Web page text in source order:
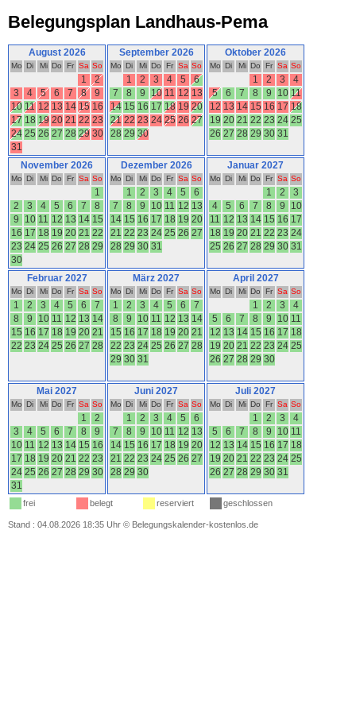
Belegungsplan Landhaus-Pema
August 2026
Mo Di Mi Do Fr Sa So
1
2
3
4 5 6 7 8
9
10 11 12 13 14 15 16
17 18 19 20 21 22 23
24 25 26 27 28 29 30
31
September 2026
Mo Di Mi Do Fr Sa So
1 2 3 4 5
6
7
8 9 10 11 12 13
14 15 16 17 18 19 20
21 22 23 24 25 26 27
28 29 30
Oktober 2026
Mo Di Mi Do Fr Sa So
1 2 3
4
5
6 7 8 9 10 11
12 13 14 15 16 17 18
19 20 21 22 23 24 25
26 27 28 29 30 31
November 2026
Mo Di Mi Do Fr Sa So
1
2
3 4 5 6 7
8
9
10 11 12 13 14 15
16 17 18 19 20 21 22
23 24 25 26 27 28 29
30
Dezember 2026
Mo Di Mi Do Fr Sa So
1 2 3 4 5
6
7
8 9 10 11 12 13
14 15 16 17 18 19 20
21 22 23 24 25 26 27
28 29 30 31
Januar 2027
Mo Di Mi Do Fr Sa So
1 2
3
4
5 6 7 8 9
10
11 12 13 14 15 16 17
18 19 20 21 22 23 24
25 26 27 28 29 30 31
Februar 2027
Mo Di Mi Do Fr Sa So
1 2 3 4 5 6
7
8
9 10 11 12 13 14
15 16 17 18 19 20 21
22 23 24 25 26 27 28
März 2027
Mo Di Mi Do Fr Sa So
1 2 3 4 5 6
7
8
9 10 11 12 13 14
15 16 17 18 19 20 21
22 23 24 25 26 27 28
29 30 31
April 2027
Mo Di Mi Do Fr Sa So
1 2 3
4
5
6 7 8 9 10 11
12 13 14 15 16 17 18
19 20 21 22 23 24 25
26 27 28 29 30
Mai 2027
Mo Di Mi Do Fr Sa So
1
2
3
4 5 6 7 8
9
10 11 12 13 14 15 16
17 18 19 20 21 22 23
24 25 26 27 28 29 30
31
Juni 2027
Mo Di Mi Do Fr Sa So
1 2 3 4 5
6
7
8 9 10 11 12 13
14 15 16 17 18 19 20
21 22 23 24 25 26 27
28 29 30
Juli 2027
Mo Di Mi Do Fr Sa So
1 2 3
4
5
6 7 8 9 10 11
12 13 14 15 16 17 18
19 20 21 22 23 24 25
26 27 28 29 30 31
frei belegt reserviert geschlossen
Stand : 04.08.2026 18:35 Uhr © Belegungskalender-kostenlos.de